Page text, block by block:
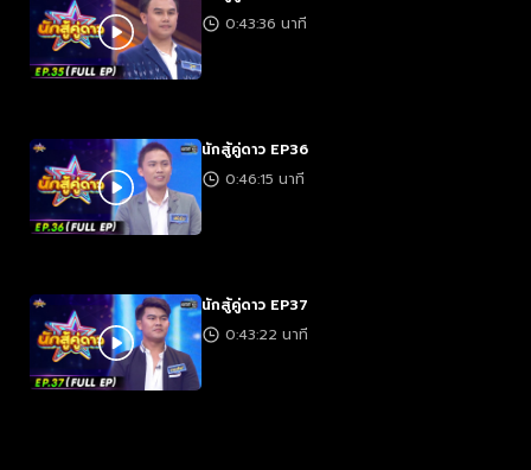
0:43:36 นาที
นักสู้คู่ดาว EP36
0:46:15 นาที
นักสู้คู่ดาว EP37
0:43:22 นาที